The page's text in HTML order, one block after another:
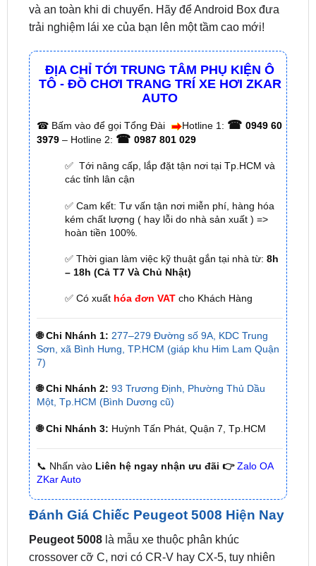
ĐỊA CHỈ TỚI TRUNG TÂM PHỤ KIỆN Ô
TÔ - ĐỒ CHƠI TRANG TRÍ XE HƠI ZKAR
☎Bấm vào để gọi Tổng Đài Hotline 1:☎ 0949 60
0987 801 029
✅ Tới nâng cấp, lắp đặt tận nơi tại Tp.HCM và
các tỉnh lân cận
✅ Cam kết: Tư vấn tận nơi miễn phí, hàng hóa
kém chất lượng ( hay lỗi do nhà sản xuất ) =>
✅ Thời gian làm việc kỹ thuật gắn tại nhà từ:8h
– 18h (Cả T7 Và Chủ Nhật)
✅ Có xuấthóa đơn VATcho Khách Hàng
🌐 Chi Nhánh 1: 277–279 Đường số 9A, KDC Trung
🌐 Chi Nhánh 2: 93 Trương Định, Phường Thủ Dầu
Một, Tp.HCM (Bình Dương cũ)
🌐 Chi Nhánh 3: Huỳnh Tấn Phát, Quận 7, Tp.HCM
📞 Nhấn vàoLiên hệ ngay nhận ưu đãi 👉 Zalo OA
Đánh Giá Chiếc Peugeot 5008 Hiện Nay
Peugeot 5008là mẫu xe thuộc phân khúc
crossover cỡ C, nơi có CR-V hay CX-5, tuy nhiên
giá bán cao, thương hiệu không phổ thông khiến
5008 không thể bán số lượng lớn như các đối thủ.